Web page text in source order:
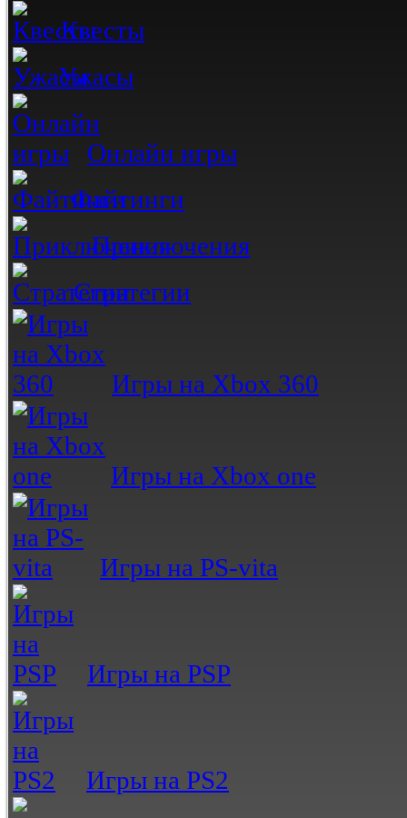
Квесты
Ужасы
Онлайн игры
Файтинги
Приключения
Стратегии
Игры на Xbox 360
Игры на Xbox one
Игры на PS-vita
Игры на PSP
Игры на PS2